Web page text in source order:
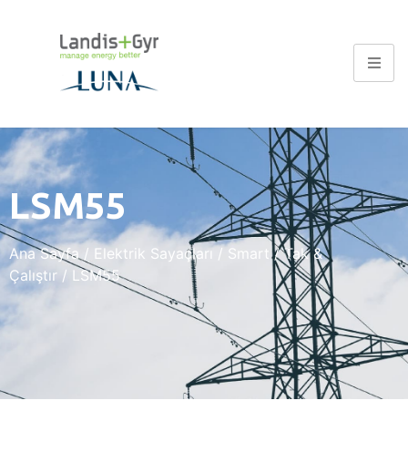
LSM55
Ana Sayfa/ Elektrik Sayaçları / Smart/Tak &
Çalıştır / LSM55